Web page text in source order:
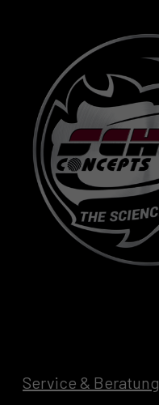
Service & Beratung